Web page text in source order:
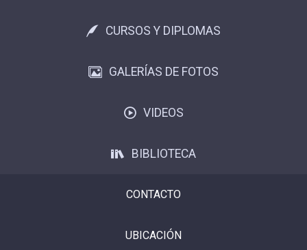
CURSOS Y DIPLOMAS
GALERÍAS DE FOTOS
VIDEOS
BIBLIOTECA
CONTACTO
UBICACIÓN